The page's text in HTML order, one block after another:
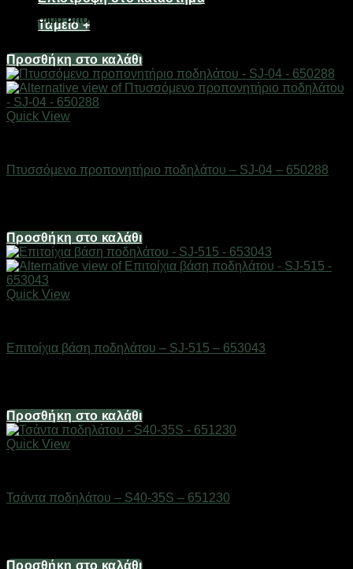
Ταμείο +
Διαθέσιμο από 1-3 ημέρες
Προσθήκη στο καλάθι
Quick View
Πτυσσόμενο προπονητήριο ποδηλάτου – SJ-04 – 650288
Προσθήκη στο καλάθι
Quick View
Επιτοίχια βάση ποδηλάτου – SJ-515 – 653043
Προσθήκη στο καλάθι
Quick View
Τσάντα ποδηλάτου – S40-35S – 651230
Προσθήκη στο καλάθι